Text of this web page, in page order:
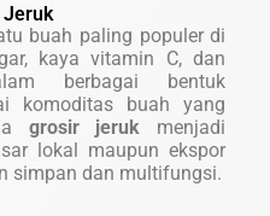
Jeruk
buah paling populer di
kaya vitamin C, dan
berbagai bentuk
komoditas buah yang
grosir jeruk menjadi
lokal maupun ekspor
simpan dan multifungsi.